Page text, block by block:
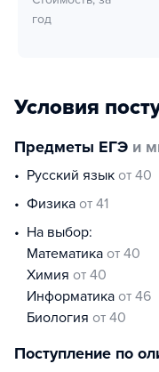
год
Условия
Предметы ЕГЭ и
русский язык от 40
физика от 41
На выбор:
математика от 40
химия от 40
информатика от 46
биология от 40
Поступление по